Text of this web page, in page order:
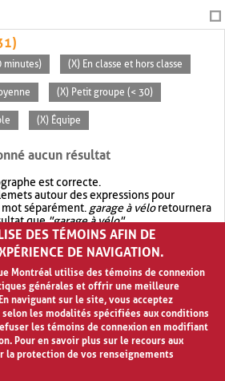
minutes) (X) En classe et hors classe
(X) Petit groupe (< 30)
(X) Équipe
aucun résultat
est correcte.
autour des expressions pour
séparément. garage à véloretournera
que"garage à vélo".
recherche avec OR.garage OR vélo
de résultat quegarage à vélo
DES TÉMOINS AFIN DE
DE NAVIGATION.
Montréal utilise des témoins de connexion
générales et offrir une meilleure
naviguant sur le site, vous acceptez
les modalités spécifiées aux conditions
les témoins de connexion en modifiant
Pour en savoir plus sur le recours aux
la protection de vos renseignements